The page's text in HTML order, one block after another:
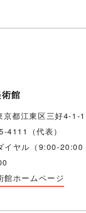
館
都江東区三好4-1-
4111（代表）
イヤル（9:00-20:00
館ホームページ